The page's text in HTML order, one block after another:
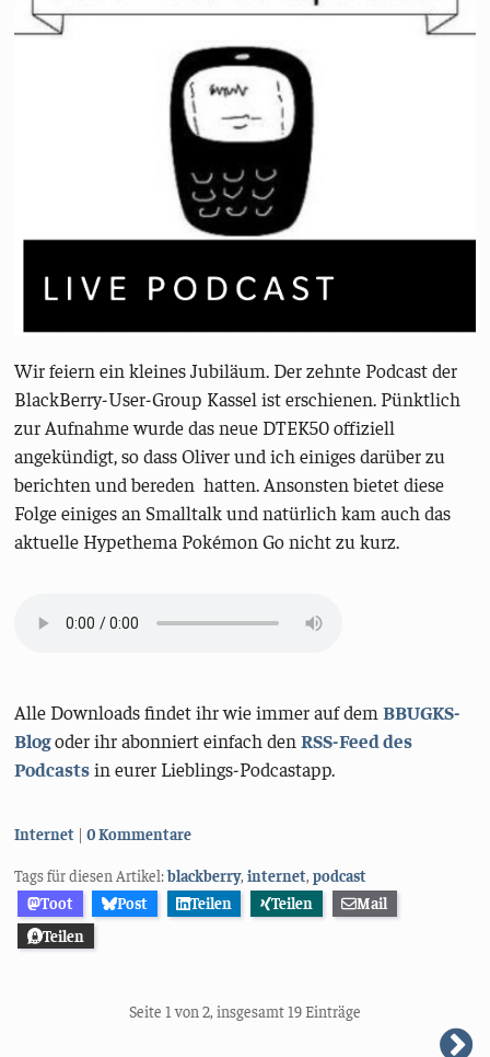
Wir feiern ein kleines Jubiläum. Der zehnte Podcast der
BlackBerry-User-Group Kassel ist erschienen. Pünktlich
zur Aufnahme wurde das neue DTEK50 offiziell
angekündigt, so dass Oliver und ich einiges darüber zu
berichten und bereden hatten. Ansonsten bietet diese
Folge einiges an Smalltalk und natürlich kam auch das
aktuelle Hypethema Pokémon Go nicht zu kurz.
Alle Downloads findet ihr wie immer auf demBBUGKS-
Blogoder ihr abonniert einfach denRSS-Feed des
Podcastsin eurer Lieblings-Podcastapp.
Kategorien:
Internet 0 Kommentare
Tags für diesen Artikel:blackberry,internet,podcast
Toot
Post Teilen Teilen
Mail
Teilen
Seite 1 von 2, insgesamt 19 Einträge